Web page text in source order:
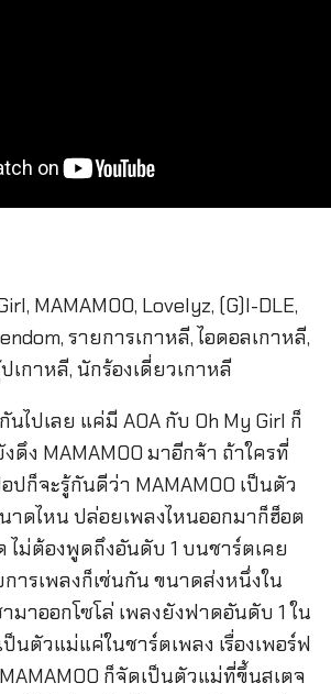
นไปเลย แค่มี AOA กับ Oh My Girl ก็
ง MAMAMOO มาอีกจ้า ถ้าใครที่
ปก็จะรู้กันดีว่า MAMAMOO เป็นตัว
าดไหน ปล่อยเพลงไหนออกมาก็ฮ็อต
ไม่ต้องพูดถึงอันดับ 1 บนชาร์ตเคย
ารเพลงก็เช่นกัน ขนาดส่งหนึ่งใน
มาออกโซโล่ เพลงยังฟาดอันดับ 1 ใน
ป็นตัวแม่แค่ในชาร์ตเพลง เรื่องเพอร์ฟ
ก็จัดเป็นตัวแม่ที่ขึ้นสเตจ